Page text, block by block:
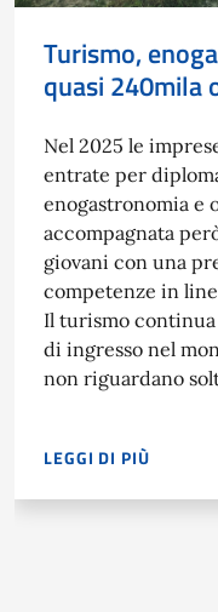
Turismo,
quasi 240mila
Nel 2025 le
entrate per
enogastronomia e
accompagnata
giovani con una
competenze in
Il turismo
di ingresso nel
non riguardano
LEGGI DI PIÙ
NEL 2025 LE